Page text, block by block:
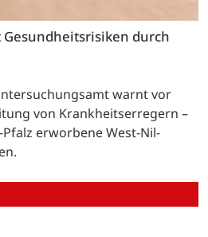
durch
warnt vor
von Krankheitserregern –
erworbene West-Nil-